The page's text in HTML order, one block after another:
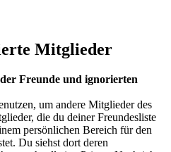
Mitglieder
Freunde und ignorierten
um andere Mitglieder des
die du deiner Freundesliste
persönlichen Bereich für den
Du siehst dort deren